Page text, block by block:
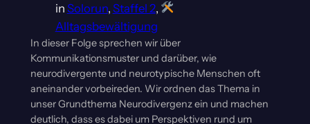
in Solorun, Staffel 2,
Alltagsbewältigung
In dieser Folge sprechen wir über
Kommunikationsmuster und darüber, wie
neurodivergente und neurotypische Menschen oft
aneinander vorbeireden. Wir ordnen das Thema in
unser Grundthema Neurodivergenz ein und machen
deutlich, dass es dabei um Perspektiven rund um